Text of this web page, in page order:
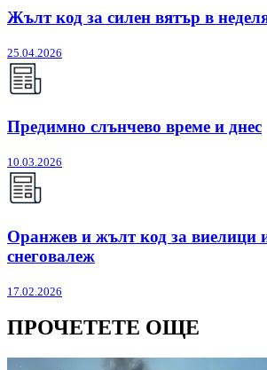
Жълт код за силен вятър в
25.04.2026
Предимно слънчево време и днес
10.03.2026
Оранжев и жълт код за виелици
снеговалеж
17.02.2026
ПРОЧЕТЕТЕ ОЩЕ